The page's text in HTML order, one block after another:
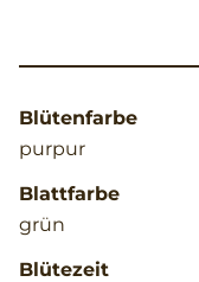
Blütenfarbe
purpur
Blattfarbe
grün
Blütezeit